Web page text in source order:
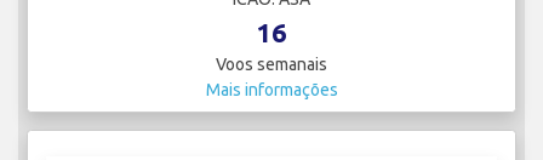
16
Voos semanais
Mais informações